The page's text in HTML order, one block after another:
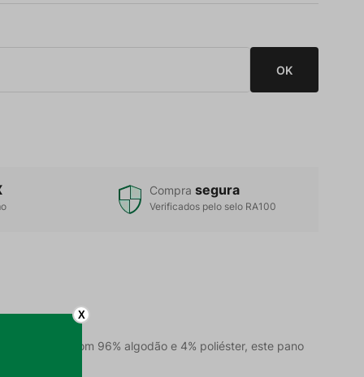
Compra segura
Verificados pelo selo RA100
cozinha. Com 96% algodão e 4% poliéster, este pano
X